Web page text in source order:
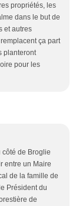
propriétés, les
dans le but de
et autres
ça part
planteront
pour les
de Broglie
entre un Maire
de la famille de
Président du
de